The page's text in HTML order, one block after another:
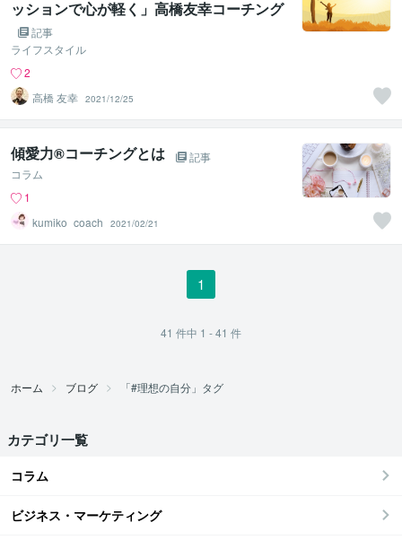
ッションで心が軽く」高橋友幸コーチング
へのお声
記事
ライフスタイル
2
高橋 友幸 2021/12/25
傾愛力®コーチングとは
記事
コラム
1
kumiko_coach
2021/02/21
1
41 件中 1 - 41 件
ホーム ブログ 「#理想の自分」タグ
カテゴリ一覧
コラム
ビジネス・マーケティング